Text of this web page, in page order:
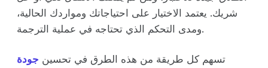
شريك. يعتمد الاختيار على احتياجاتك ومواردك الحالية،
ومدى التحكم الذي تحتاجه في عملية الترجمة.
تسهم كل طريقة من هذه الطرق في تحسين جودة